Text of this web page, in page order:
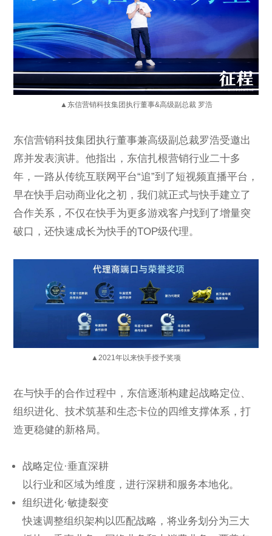
▲东信营销科技集团执行董事&高级副总裁 罗浩
东信营销科技集团执行董事兼高级副总裁罗浩受邀出
席并发表演讲。他指出，东信扎根营销行业二十多
年，一路从传统互联网平台“追”到了短视频直播平台，
早在快手启动商业化之初，我们就正式与快手建立了
合作关系，不仅在快手为更多游戏客户找到了增量突
破口，还快速成长为快手的TOP级代理。
▲2021年以来快手授予奖项
在与快手的合作过程中，东信逐渐构建起战略定位、
组织进化、技术筑基和生态卡位的四维支撑体系，打
造更稳健的新格局。
战略定位·垂直深耕
以行业和区域为维度，进行深耕和服务本地化。
组织进化·敏捷裂变
快速调整组织架构以匹配战略，将业务划分为三大